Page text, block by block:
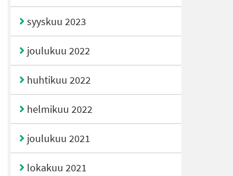
syyskuu 2023
joulukuu 2022
huhtikuu 2022
helmikuu 2022
joulukuu 2021
lokakuu 2021